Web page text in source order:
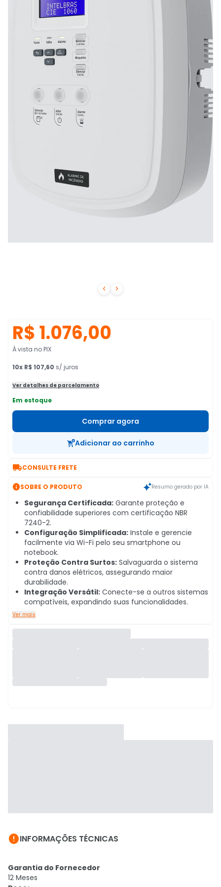
 
R$ 1.076,00
À vista no PIX
10x R$ 107,60 s/ juros
Ver detalhes de parcelamento
Em estoque
Comprar agora
Adicionar ao carrinho
CONSULTE FRETE
SOBRE O PRODUTO Resumo gerado por IA
Segurança Certificada: Garante proteção e
confiabilidade superiores com certificação NBR
7240-2.
Configuração Simplificada: Instale e gerencie
facilmente via Wi-Fi pelo seu smartphone ou
notebook.
Proteção Contra Surtos: Salvaguarda o sistema
contra danos elétricos, assegurando maior
durabilidade.
Integração Versátil: Conecte-se a outros sistemas
compatíveis, expandindo suas funcionalidades.
Ver mais
INFORMAÇÕES TÉCNICAS
Garantia do Fornecedor
12 Meses